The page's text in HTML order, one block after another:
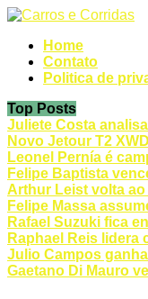
Home
Contato
Politica de
Top Posts
Juliete Costa
Novo Jetour T2
Leonel Pernía é
Felipe Baptista
Arthur Leist volta
Felipe Massa
Rafael Suzuki fica
Raphael Reis lidera
Julio Campos
Gaetano Di Mauro